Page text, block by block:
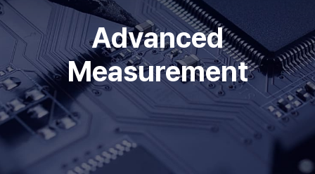
Advanced
Measurement